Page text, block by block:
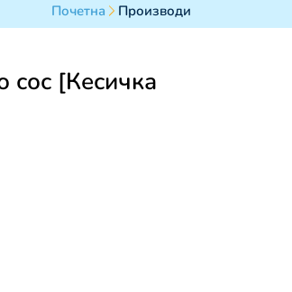
Почетна Производи
сос [Кесичка